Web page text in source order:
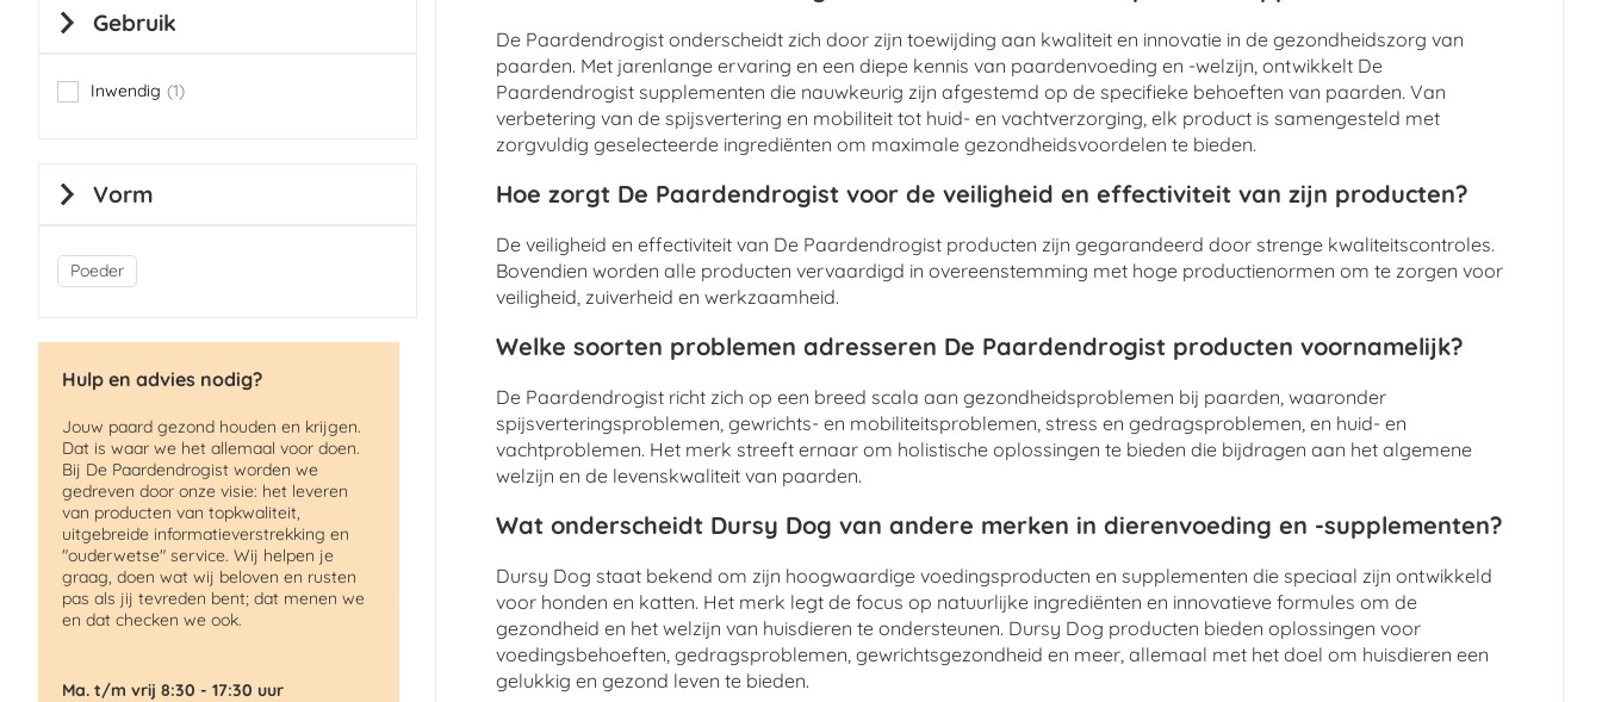
De Paardendrogist onderscheidt zich door zijn toewijding aan kwaliteit en innovatie in de gezondheidszorg van
paarden. Met jarenlange ervaring en een diepe kennis van paardenvoeding en -welzijn, ontwikkelt De
Paardendrogist supplementen die nauwkeurig zijn afgestemd op de specifieke behoeften van paarden. Van
verbetering van de spijsvertering en mobiliteit tot huid- en vachtverzorging, elk product is samengesteld met
zorgvuldig geselecteerde ingrediënten om maximale gezondheidsvoordelen te bieden.
Hoe zorgt De Paardendrogist voor de veiligheid en effectiviteit van zijn producten?
De veiligheid en effectiviteit van De Paardendrogist producten zijn gegarandeerd door strenge kwaliteitscontroles.
Bovendien worden alle producten vervaardigd in overeenstemming met hoge productienormen om te zorgen voor
veiligheid, zuiverheid en werkzaamheid.
Welke soorten problemen adresseren De Paardendrogist producten voornamelijk?
De Paardendrogist richt zich op een breed scala aan gezondheidsproblemen bij paarden, waaronder
spijsverteringsproblemen, gewrichts- en mobiliteitsproblemen, stress en gedragsproblemen, en huid- en
vachtproblemen. Het merk streeft ernaar om holistische oplossingen te bieden die bijdragen aan het algemene
welzijn en de levenskwaliteit van paarden.
Wat onderscheidt Dursy Dog van andere merken in dierenvoeding en -supplementen?
Dursy Dog staat bekend om zijn hoogwaardige voedingsproducten en supplementen die speciaal zijn ontwikkeld
voor honden en katten. Het merk legt de focus op natuurlijke ingrediënten en innovatieve formules om de
gezondheid en het welzijn van huisdieren te ondersteunen. Dursy Dog producten bieden oplossingen voor
voedingsbehoeften, gedragsproblemen, gewrichtsgezondheid en meer, allemaal met het doel om huisdieren een
gelukkig en gezond leven te bieden.
Gebruik
Inwendig 1
item
Vorm
Poeder
Hulp en advies nodig?
Jouw paard gezond houden en krijgen.
Dat is waar we het allemaal voor doen.
Bij De Paardendrogist worden we
gedreven door onze visie: het leveren
van producten van topkwaliteit,
uitgebreide informatieverstrekking en
"ouderwetse" service. Wij helpen je
graag, doen wat wij beloven en rusten
pas als jij tevreden bent; dat menen we
en dat checken we ook.
Ma. t/m vrij 8:30 - 17:30 uur